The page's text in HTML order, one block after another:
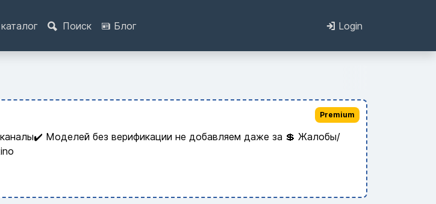
Поиск Блог Login
Моделей без верификации не добавляем даже за 💲 Жалобы/
Premium